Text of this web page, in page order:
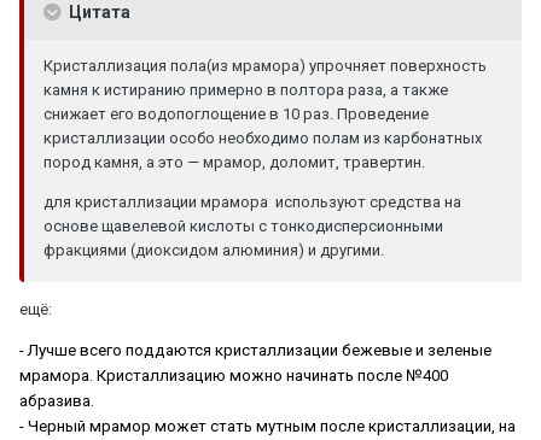
Цитата
Кристаллизация пола(из мрамора) упрочняет поверхность
камня к истиранию примерно в полтора раза, а также
снижает его водопоглощение в 10 раз. Проведение
кристаллизации особо необходимо полам из карбонатных
пород камня, а это — мрамор, доломит, травертин.
для кристаллизации мрамора используют средства на
основе щавелевой кислоты с тонкодисперсионными
фракциями (диоксидом алюминия) и другими.
ещё:
- Лучше всего поддаются кристаллизации бежевые и зеленые
мрамора. Кристаллизацию можно начинать после №400
абразива.
- Черный мрамор может стать мутным после кристаллизации, на